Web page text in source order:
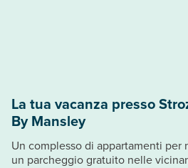
La tua vacanza presso
By Mansley
Un complesso di appartamenti per
un parcheggio gratuito nelle